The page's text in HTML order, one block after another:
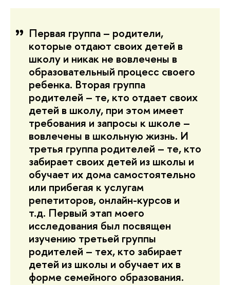
Первая группа – родители,
которые отдают своих детей в
школу и никак не вовлечены в
образовательный процесс своего
ребенка. Вторая группа
родителей – те, кто отдает своих
детей в школу, при этом имеет
требования и запросы к школе –
вовлечены в школьную жизнь. И
третья группа родителей – те, кто
забирает своих детей из школы и
обучает их дома самостоятельно
или прибегая к услугам
репетиторов, онлайн-курсов и
т.д. Первый этап моего
исследования был посвящен
изучению третьей группы
родителей – тех, кто забирает
детей из школы и обучает их в
форме семейного образования.